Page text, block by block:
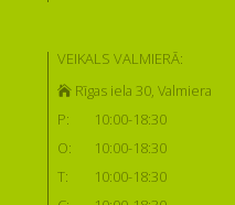
VEIKALS VALMIERĀ:
Rīgas iela 30, Valmiera
P:
10:00-18:30
O:
10:00-18:30
T:
10:00-18:30